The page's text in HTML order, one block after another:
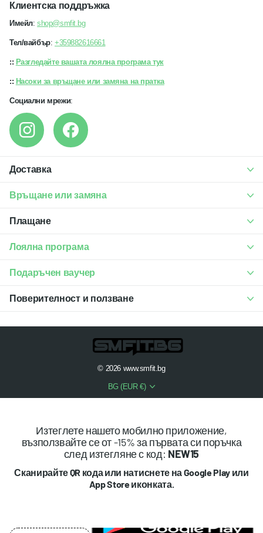
Доставка
Връщане или замяна
Плащане
Лоялна програма
Подаръчен ваучер
Поверителност и ползване
Клиентска поддръжка
Имейл:shop@smfit.bg
Тел/вайбър: +359882616661
:: Разгледайте вашата лоялна програма тук
:: Насоки за връщане или замяна на пратка
Социални мрежи:
© 2026www.smfit.bg
BG (EUR €)
Изтеглете нашето мобилно приложение,
възползвайте се от -15% за първата си поръчка
след изтегляне с код: NEW15
Сканирайте QR кода или натиснете на Google Play или
App Store иконката.